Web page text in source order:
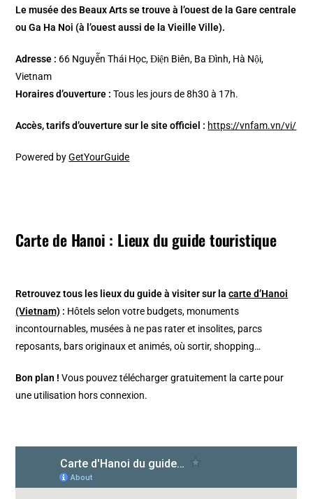
Le musée des Beaux Arts se trouve à l’ouest de la Gare centrale
ou Ga Ha Noi (à l’ouest aussi de la Vieille Ville).
Adresse : 66 Nguyễn Thái Học, Điện Biên, Ba Đình, Hà Nội,
Vietnam
Horaires d’ouverture : Tous les jours de 8h30 à 17h.
Accès, tarifs d’ouverture sur le site officiel : https://vnfam.vn/vi/
Powered byGetYourGuide
Carte de Hanoi : Lieux du guide touristique
Retrouvez tous les lieux du guide à visiter sur lacarte d’Hanoi
(Vietnam) : Hôtels selon votre budgets, monuments
incontournables, musées à ne pas rater et insolites, parcs
reposants, bars originaux et animés, où sortir, shopping…
Bon plan ! Vous pouvez télécharger gratuitement la carte pour
une utilisation hors connexion.